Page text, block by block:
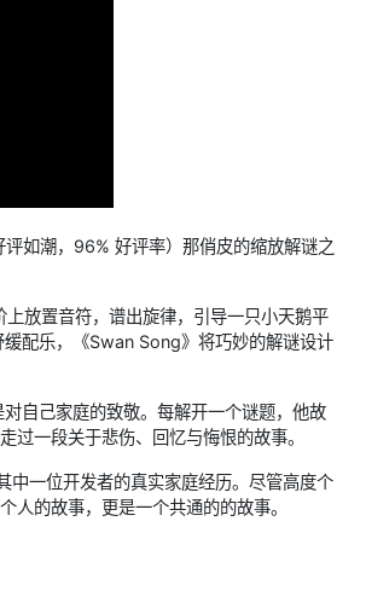
如潮，96% 好评率）那俏皮的缩放解谜之
放置音符，谱出旋律，引导一只小天鹅平
配乐，《Swan Song》将巧妙的解谜设计
自己家庭的致敬。每解开一个谜题，他故
一段关于悲伤、回忆与悔恨的故事。
一位开发者的真实家庭经历。尽管高度个
人的故事，更是一个共通的的故事。